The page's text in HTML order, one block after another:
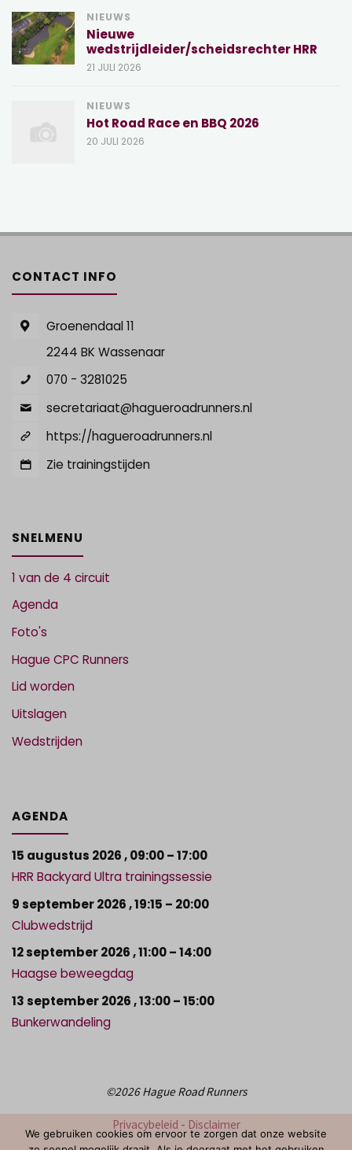
NIEUWS
Nieuwe
wedstrijdleider/scheidsrechter HRR
21 JULI 2026
NIEUWS
Hot Road Race en BBQ 2026
20 JULI 2026
CONTACT INFO
Groenendaal 11
2244 BK Wassenaar
070 - 3281025
secretariaat@hagueroadrunners.nl
https://hagueroadrunners.nl
Zie trainingstijden
SNELMENU
1 van de 4 circuit
Agenda
Foto's
Hague CPC Runners
Lid worden
Uitslagen
Wedstrijden
AGENDA
15 augustus 2026,09:00– 17:00
HRR Backyard Ultra trainingssessie
9 september 2026,19:15 – 20:00
Clubwedstrijd
12 september 2026,11:00– 14:00
Haagse beweegdag
13 september 2026,13:00– 15:00
Bunkerwandeling
©2026 Hague Road Runners
Privacybeleid - Disclaimer
We gebruiken cookies om ervoor te zorgen dat onze website